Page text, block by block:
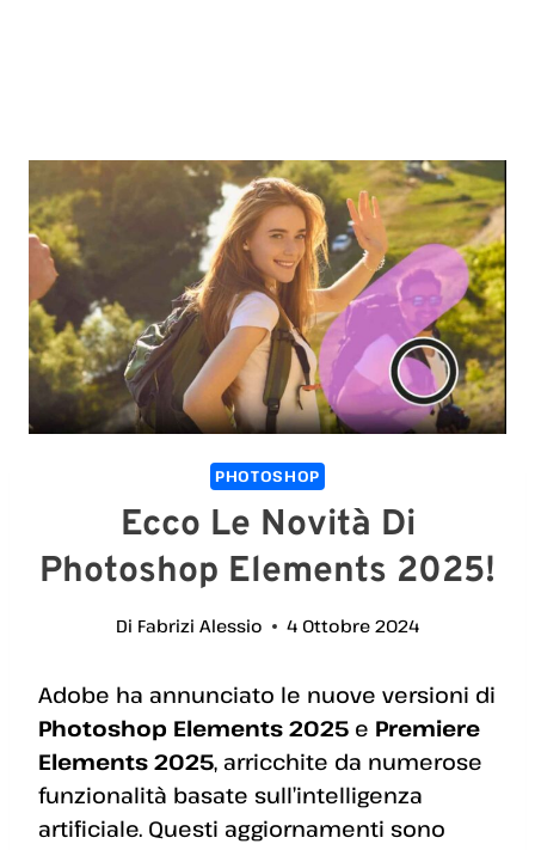
PHOTOSHOP
Ecco Le Novità Di
Photoshop Elements 2025!
Di Fabrizi Alessio 4 Ottobre 2024
Adobe ha annunciato le nuove versioni di
Photoshop Elements 2025 e Premiere
Elements 2025, arricchite da numerose
funzionalità basate sull’intelligenza
artificiale. Questi aggiornamenti sono